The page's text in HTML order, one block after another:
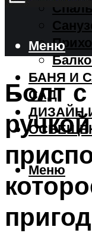
БАНЯ И
САД
ДИЗАЙН
Меню
Меню
Болт